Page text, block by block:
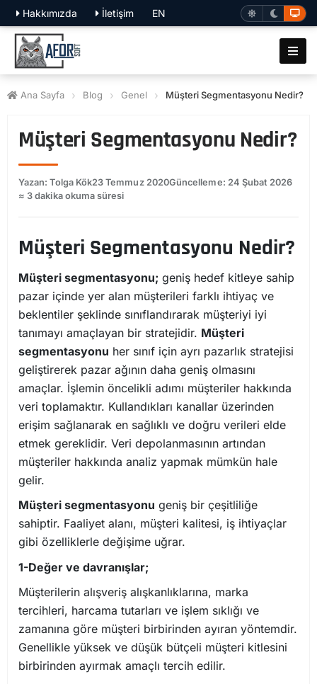
Hakkımızda İletişim EN
Ana Sayfa Blog Genel Müşteri Segmentasyonu Nedir?
Müşteri Segmentasyonu Nedir?
Yazan: Tolga Kök23 Temmuz 2020Güncelleme: 24 Şubat 2026
≈ 3 dakika okuma süresi
Müşteri Segmentasyonu Nedir?
Müşteri segmentasyonu; geniş hedef kitleye sahip
pazar içinde yer alan müşterileri farklı ihtiyaç ve
beklentiler şeklinde sınıflandırarak müşteriyi iyi
tanımayı amaçlayan bir stratejidir. Müşteri
segmentasyonu her sınıf için ayrı pazarlık stratejisi
geliştirerek pazar ağının daha geniş olmasını
amaçlar. İşlemin öncelikli adımı müşteriler hakkında
veri toplamaktır. Kullandıkları kanallar üzerinden
erişim sağlanarak en sağlıklı ve doğru verileri elde
etmek gereklidir. Veri depolanmasının artından
müşteriler hakkında analiz yapmak mümkün hale
gelir.
Müşteri segmentasyonu geniş bir çeşitliliğe
sahiptir. Faaliyet alanı, müşteri kalitesi, iş ihtiyaçlar
gibi özelliklerle değişime uğrar.
1-Değer ve davranışlar;
Müşterilerin alışveriş alışkanlıklarına, marka
tercihleri, harcama tutarları ve işlem sıklığı ve
zamanına göre müşteri birbirinden ayıran yöntemdir.
Genellikle yüksek ve düşük bütçeli müşteri kitlesini
birbirinden ayırmak amaçlı tercih edilir.